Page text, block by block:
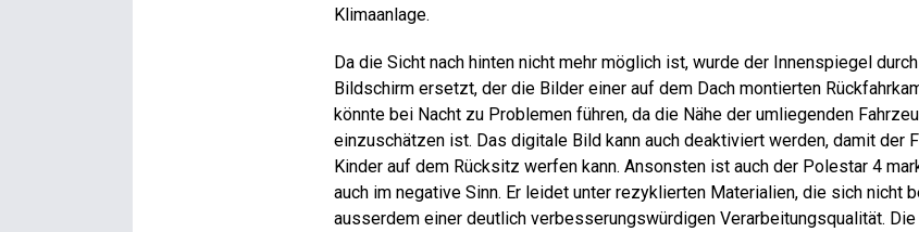
Klimaanlage.
Da die Sicht nach hinten nicht mehr möglich ist, wurde der Innenspiegel
Bildschirm ersetzt, der die Bilder einer auf dem Dach montierten
könnte bei Nacht zu Problemen führen, da die Nähe der umliegenden
einzuschätzen ist. Das digitale Bild kann auch deaktiviert werden, damit der
Kinder auf dem Rücksitz werfen kann. Ansonsten ist auch der Pole­star 4
auch im negative Sinn. Er leidet unter rezyklierten Materialien, die sich nicht
­ausserdem einer deutlich verbesserungswürdigen Verarbeitungsqualität.